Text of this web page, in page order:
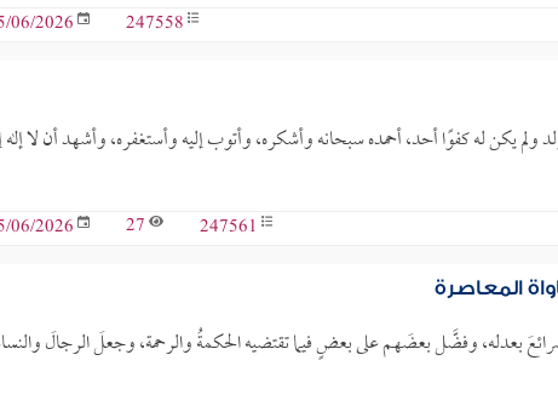
247558
06/2026
ولم يكن له كفوًا أحد، أحمده سبحانه وأشكره، وأتوب إليه وأستغفره، وأشهد أن لا إله
247561
27
06/2026
المعاصرة
بعدله، وفضَّل بعضَهم على بعضٍ فيما تقتضيه الحكمةُ والرحمة، وجعلَ الرجالَ